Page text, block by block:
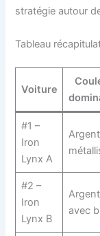
stratégie autour
Tableau
Voiture
#1 –
Iron
Lynx A
Argent
#2 –
Iron
Lynx B
Argent
avec